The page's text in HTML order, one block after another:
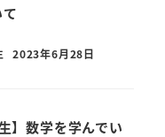
2023年6月28日
】数学を学んでい